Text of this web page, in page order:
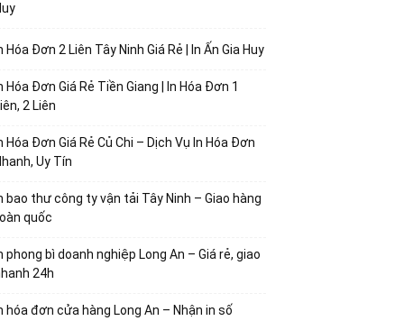
Hóa Đơn 2 Liên Tây Ninh Giá Rẻ | In Ấn Gia Huy
Hóa Đơn Giá Rẻ Tiền Giang | In Hóa Đơn 1
2 Liên
Hóa Đơn Giá Rẻ Củ Chi – Dịch Vụ In Hóa Đơn
Uy Tín
bao thư công ty vận tải Tây Ninh – Giao hàng
quốc
phong bì doanh nghiệp Long An – Giá rẻ, giao
24h
hóa đơn cửa hàng Long An – Nhận in số